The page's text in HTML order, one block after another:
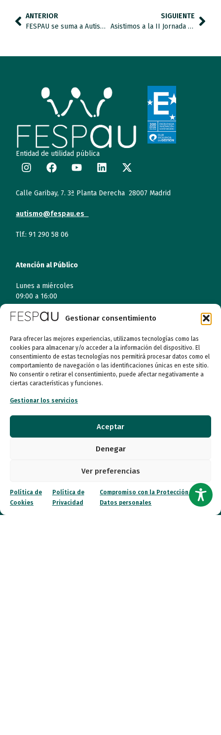
Gestionar consentimiento
Para ofrecer las mejores experiencias, utilizamos tecnologías como las
cookies para almacenar y/o acceder a la información del dispositivo. El
consentimiento de estas tecnologías nos permitirá procesar datos como el
comportamiento de navegación o las identificaciones únicas en este sitio.
No consentir o retirar el consentimiento, puede afectar negativamente a
ciertas características y funciones.
Gestionar los servicios
Aceptar
Denegar
Ver preferencias
Política de
Cookies
Política de
Privacidad
Compromiso con la Protección de
Datos personales
ANTERIOR
FESPAU se suma a Autismo España en el rechazo a las declaraciones de Donald Trump sobre el paracetamol y el autismo
SIGUIENTE
Asistimos a la II Jornada Nacional de Perros de Ayuda Social.
Entidad de utilidad pública
Calle Garibay, 7. 3ª Planta Derecha 28007 Madrid
autismo@fespau.es
Tlf.: 91 290 58 06
Atención al Público
Lunes a miércoles
09:00 a 16:00
Jueves (online)
Viernes (online)
09:00 a 14:00
Entidades
Autismo
Qué hacemos